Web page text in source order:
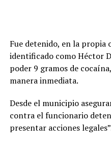
Fue detenido, en la
identificado como Héctor
poder 9 gramos de
manera inmediata.
Desde el municipio
contra el funcionario
presentar acciones